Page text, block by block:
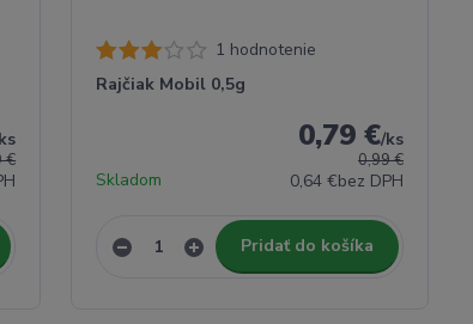
€
1 hodnotenie
Rajčiak Mobil 0,5g
0,99 €
0,79 €/ks
0,64 €bez DPH
Skladom
Pridať do košíka